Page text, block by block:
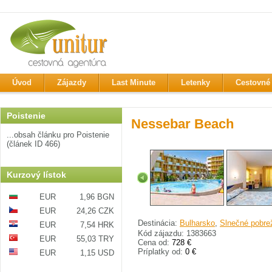
Úvod Zájazdy Last Minute Letenky
Poistenie
...obsah článku pro Poistenie
(článek ID 466)
Kurzový lístok
EUR
1,96 BGN
EUR
24,26 CZK
EUR
7,54 HRK
EUR
55,03 TRY
EUR
1,15 USD
Nessebar Beach
Destinácia: Bulharsko, Slnečné
Kód zájazdu: 1383663
Cena od: 728 €
Príplatky od: 0 €